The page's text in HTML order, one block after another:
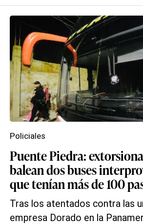
Puente Piedra:
balean dos buses
que tenían más de 100
Tras los atentados contra las
empresa Dorado en la
Policiales